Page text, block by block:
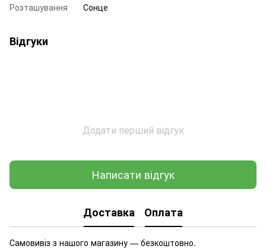
Розташування
Сонце
Відгуки
Додати перший відгук
Написати відгук
Доставка Оплата
Самовивіз з нашого магазину — безкоштовно.